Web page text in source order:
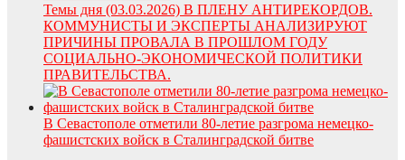
Темы дня (03.03.2026) В ПЛЕНУ АНТИРЕКОРДОВ.
КОММУНИСТЫ И ЭКСПЕРТЫ АНАЛИЗИРУЮТ
ПРИЧИНЫ ПРОВАЛА В ПРОШЛОМ ГОДУ
СОЦИАЛЬНО-ЭКОНОМИЧЕСКОЙ ПОЛИТИКИ
ПРАВИТЕЛЬСТВА.
В Севастополе отметили 80-летие разгрома немецко-
фашистских войск в Сталинградской битве